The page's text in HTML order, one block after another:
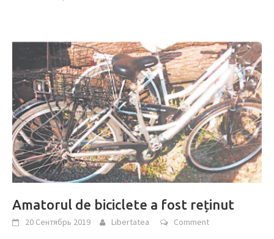
Amatorul de biciclete a fost reținut
20 Сентябрь 2019 Libertatea Comment